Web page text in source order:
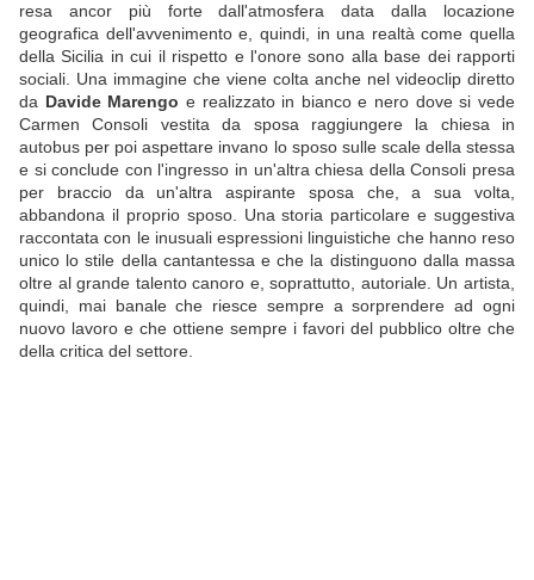
resa ancor più forte dall'atmosfera data dalla locazione
geografica dell'avvenimento e, quindi, in una realtà come quella
della Sicilia in cui il rispetto e l'onore sono alla base dei rapporti
sociali. Una immagine che viene colta anche nel videoclip diretto
da Davide Marengo e realizzato in bianco e nero dove si vede
Carmen Consoli vestita da sposa raggiungere la chiesa in
autobus per poi aspettare invano lo sposo sulle scale della stessa
e si conclude con l'ingresso in un'altra chiesa della Consoli presa
per braccio da un'altra aspirante sposa che, a sua volta,
abbandona il proprio sposo. Una storia particolare e suggestiva
raccontata con le inusuali espressioni linguistiche che hanno reso
unico lo stile della cantantessa e che la distinguono dalla massa
oltre al grande talento canoro e, soprattutto, autoriale. Un artista,
quindi, mai banale che riesce sempre a sorprendere ad ogni
nuovo lavoro e che ottiene sempre i favori del pubblico oltre che
della critica del settore.